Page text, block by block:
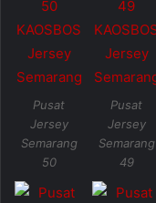
Pusat
Jersey
Semarang
50
Pusat
Jersey
Semarang
49